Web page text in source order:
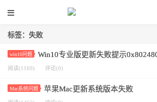
标签：失败
win10问题 Win10专业版更新失败提示
阅读(1169) 评论(0)
Mac系统问题 苹果Mac更新系统版本失败